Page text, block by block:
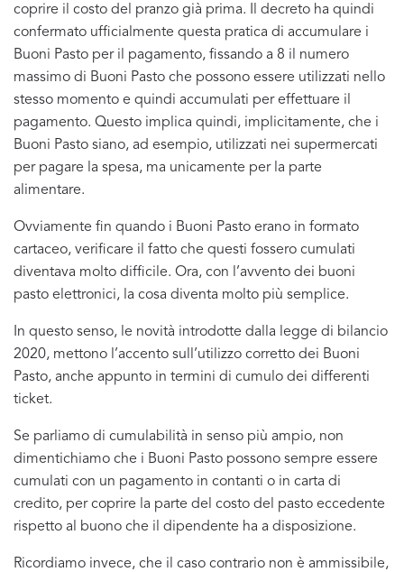
coprire il costo del pranzo già prima. Il decreto ha quindi
confermato ufficialmente questa pratica di accumulare i
Buoni Pasto per il pagamento, fissando a 8 il numero
massimo di Buoni Pasto che possono essere utilizzati nello
stesso momento e quindi accumulati per effettuare il
pagamento. Questo implica quindi, implicitamente, che i
Buoni Pasto siano, ad esempio, utilizzati nei supermercati
per pagare la spesa, ma unicamente per la parte
alimentare.
Ovviamente fin quando i Buoni Pasto erano in formato
cartaceo, verificare il fatto che questi fossero cumulati
diventava molto difficile. Ora, con l’avvento dei buoni
pasto elettronici, la cosa diventa molto più semplice.
In questo senso, le novità introdotte dalla legge di bilancio
2020, mettono l’accento sull’utilizzo corretto dei Buoni
Pasto, anche appunto in termini di cumulo dei differenti
ticket.
Se parliamo di cumulabilità in senso più ampio, non
dimentichiamo che i Buoni Pasto possono sempre essere
cumulati con un pagamento in contanti o in carta di
credito, per coprire la parte del costo del pasto eccedente
rispetto al buono che il dipendente ha a disposizione.
Ricordiamo invece, che il caso contrario non è ammissibile,